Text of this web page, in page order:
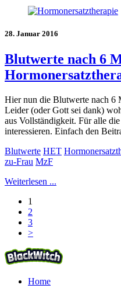
28. Januar 2016
Blutwerte nach 6
Hier nun die Blutwerte nach 6
Leider (oder Gott sei dank)
aus Vollständigkeit. Für alle
interessieren. Einfach den
Blutwerte HET
zu-Frau MzF
Weiterlesen ...
1
2
3
>
Home